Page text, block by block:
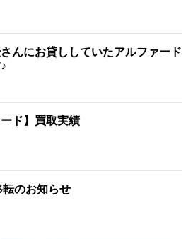
んにお貸ししていたアルファード
ード】買取実績
転のお知らせ